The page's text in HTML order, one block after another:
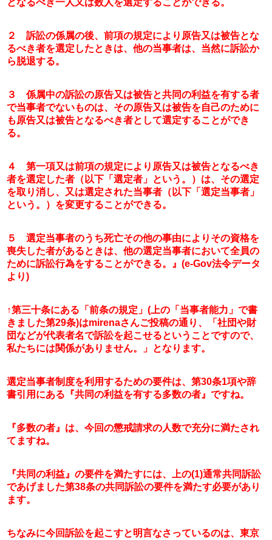
となるべき一人又は数人を選定することができる。
２　訴訟の係属の後、前項の規定により原告又は被告とな
るべき者を選定したときは、他の当事者は、当然に訴訟か
ら脱退する。
３　係属中の訴訟の原告又は被告と共同の利益を有する者
で当事者でないものは、その原告又は被告を自己のために
も原告又は被告となるべき者として選定することができ
る。
４　第一項又は前項の規定により原告又は被告となるべき
者を選定した者（以下「選定者」という。）は、その選定
を取り消し、又は選定された当事者（以下「選定当事者」
という。）を変更することができる。
５　選定当事者のうち死亡その他の事由によりその資格を
喪失した者があるときは、他の選定当事者において全員の
ために訴訟行為をすることができる。』(e-Gov法令データ
より)
↑第三十条にある「前条の規定」(上の「当事者能力」で書
きました第29条)はmirenaさんご投稿の通り、「社団や財
団などが代表者名で訴訟を起こせるということですので、
私たちには関係がありません。」となります。
選定当事者制度を利用するための要件は、第30条1項や辞
書引用にある『共同の利益を有する多数の者』ですね。
『多数の者』は、今回の懲戒請求の人数で充分に満たされ
てますね。
『共同の利益』の要件を満たすには、上の(1)通常共同訴訟
であげました第38条の共同訴訟の要件を満たす必要があり
ます。
ちなみに今回訴訟を起こすと明言なさっているのは、東京